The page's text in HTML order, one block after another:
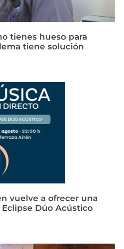
tienes hueso para
tiene solución
vuelve a ofrecer una
Dúo Acústico